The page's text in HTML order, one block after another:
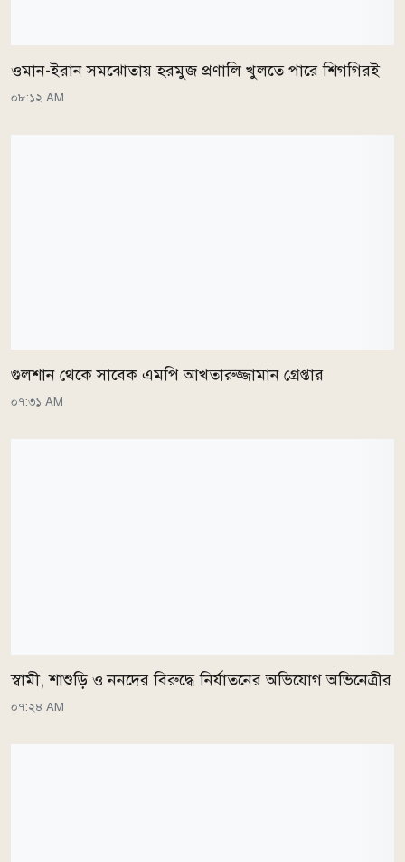
ওমান-ইরান সমঝোতায় হরমুজ প্রণালি খুলতে পারে শিগগিরই
০৮:১২ AM
গুলশান থেকে সাবেক এমপি আখতারুজ্জামান গ্রেপ্তার
০৭:৩১ AM
স্বামী, শাশুড়ি ও ননদের বিরুদ্ধে নির্যাতনের অভিযোগ অভিনেত্রীর
০৭:২৪ AM